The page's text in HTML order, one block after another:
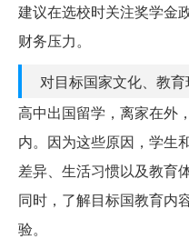
建议在选校时关注奖学金
财务压力。
对目标国家文化、教
高中出国留学，离家在外
内。因为这些原因，学生
差异、生活习惯以及教育
同时，了解目标国教育内
验。